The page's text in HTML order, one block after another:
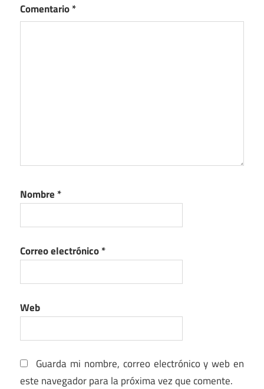
Comentario*
Nombre *
Correo electrónico*
Web
Guarda mi nombre, correo electrónico y web en
este navegador para la próxima vez que comente.